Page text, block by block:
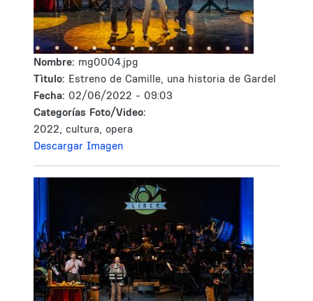
Nombre: mg0004.jpg
Tìtulo: Estreno de Camille, una historia de Gardel
Fecha: 02/06/2022 - 09:03
Categorías Foto/Video:
2022, cultura, opera
Descargar Imagen